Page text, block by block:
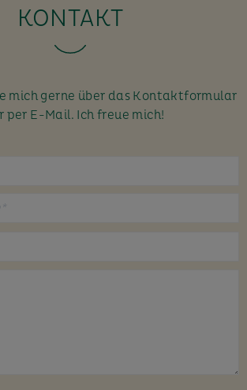
KONTAKT
mich gerne über das Kontaktformular
per E-Mail. Ich freue mich!